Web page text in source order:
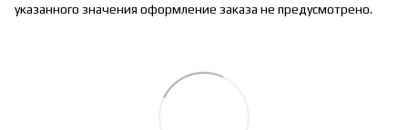
указанного значения оформление заказа не предусмотрено.